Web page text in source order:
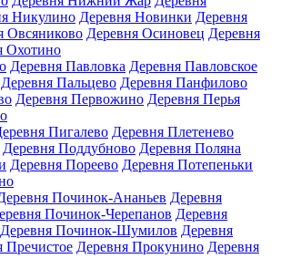
Никулино Деревня Новинки Деревня
Овсяниково Деревня Осиновец Деревня
Охотино
Деревня Павловка Деревня Павловское
Деревня Пальцево Деревня Панфилово
Деревня Первожино Деревня Перья
Пигалево Деревня Плетенево
Деревня Поддубново Деревня Поляна
Деревня Пореево Деревня Потепеньки
Починок-Ананьев Деревня
Починок-Черепанов Деревня
Деревня Починок-Шумилов Деревня
Пречистое Деревня Прокунино Деревня